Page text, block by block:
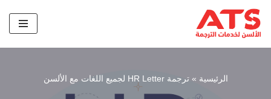
تخطى
إلى
الرئيسية »ترجمة HR Letter لجميع اللغات مع الألسن